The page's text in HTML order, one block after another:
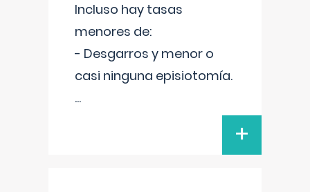
Incluso hay tasas
menores de:
- Desgarros y menor o
casi ninguna episiotomía.
...
+